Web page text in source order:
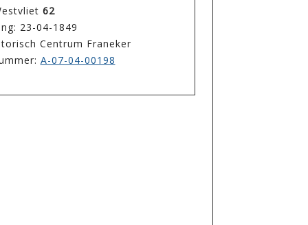
62
23-04-1849
Centrum Franeker
A-07-04-00198